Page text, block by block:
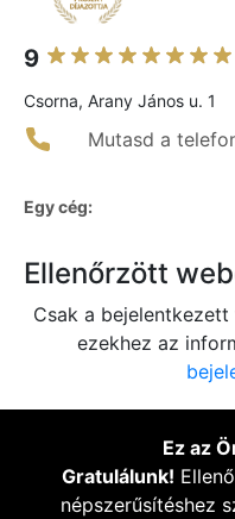
9
Csorna, Arany János u. 1
Mutasd a
Egy cég:
Ellenőrzött
Csak a
ezekhez az
Ez az
Gratulálunk!
népszerűsítéshez